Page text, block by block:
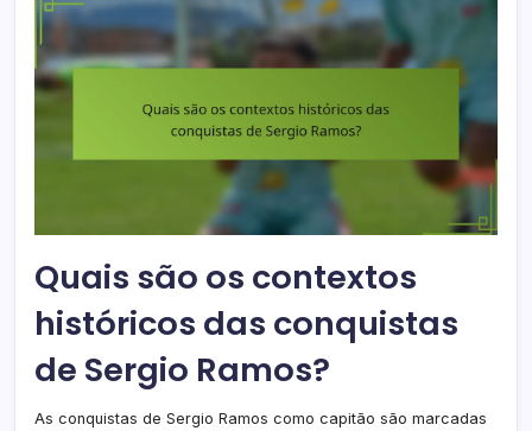
Quais são os contextos
históricos das conquistas
de Sergio Ramos?
As conquistas de Sergio Ramos como capitão são marcadas